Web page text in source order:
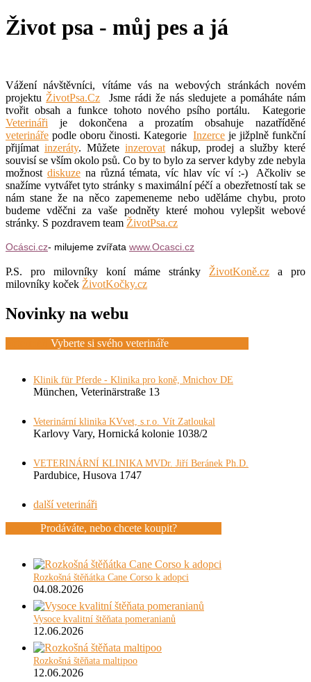
Život psa - můj pes a já
Vážení návštěvníci, vítáme vás na webových stránkách novém
projektu ŽivotPsa.Cz Jsme rádi že nás sledujete a pomáháte nám
tvořit obsah a funkce tohoto nového psího portálu. Kategorie
Veterináři je dokončena a prozatím obsahuje nazatříděné
veterináře podle oboru činosti. KategorieInzerce je jižplně funkční
přijímat inzeráty. Můžete inzerovat nákup, prodej a služby které
souvisí se vším okolo psů. Co by to bylo za server kdyby zde nebyla
možnost diskuzena různá témata, víc hlav víc ví :-) Ačkoliv se
snažíme vytvářet tyto stránky s maximální péčí a obezřetností tak se
nám stane že na něco zapemeneme nebo uděláme chybu, proto
budeme vděčni za vaše podněty které mohou vylepšit webové
stránky. S pozdravem team ŽivotPsa.cz
Ocásci.cz- milujeme zvířata www.Ocasci.cz
P.S. pro milovníky koní máme stránky ŽivotKoně.cz a pro
milovníky koček ŽivotKočky.cz
Novinky na webu
Vyberte si svého veterináře
Klinik für Pferde - Klinika pro koně, Mnichov DE
München, Veterinärstraße 13
Veterinární klinika KVvet, s.r.o. Vít Zatloukal
Karlovy Vary, Hornická kolonie 1038/2
VETERINÁRNÍ KLINIKA MVDr. Jiří Beránek Ph.D.
Pardubice, Husova 1747
další veterináři
Prodáváte, nebo chcete koupit?
Rozkošná štěňátka Cane Corso k adopci
04.08.2026
Vysoce kvalitní štěňata pomeranianů
12.06.2026
Rozkošná štěňata maltipoo
12.06.2026